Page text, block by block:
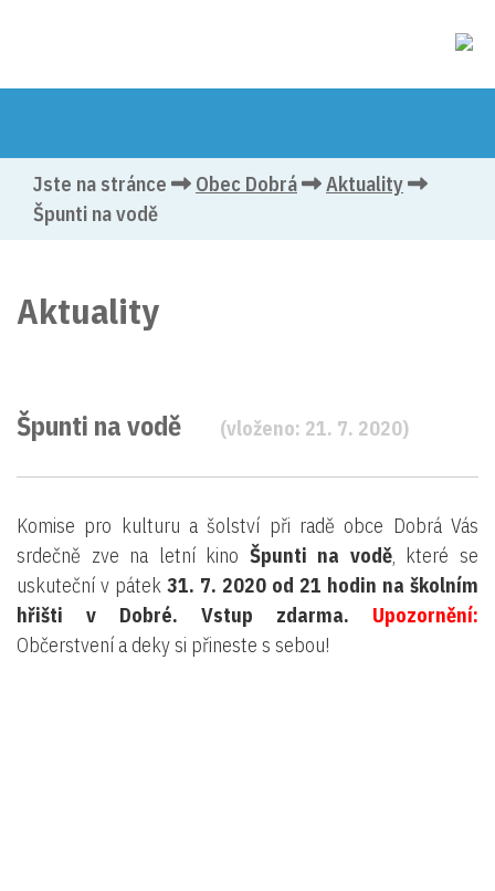
Jste na stránce Obec Dobrá
Aktuality
Špunti na vodě
Aktuality
Špunti na vodě (vloženo: 21. 7. 2020)
Komise pro kulturu a šolství při radě obce Dobrá Vás
srdečně zve na letní kino Špunti na vodě, které se
uskuteční v pátek 31. 7. 2020 od 21 hodin na školním
hřišti v Dobré. Vstup zdarma. Upozornění:
Občerstvení a deky si přineste s sebou!